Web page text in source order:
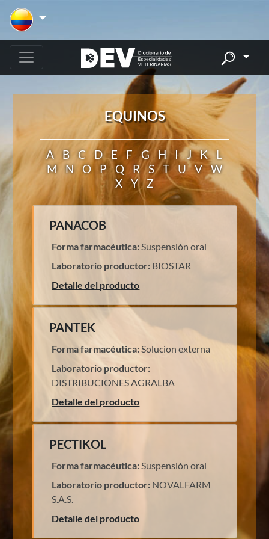
EQUINOS
A B C D E F G H I J K
L
M
N O P Q R S T U V
W
X
Y Z
PANACOB
Forma farmacéutica: Suspensión oral
Laboratorio productor: BIOSTAR
Detalle del producto
PANTEK
Forma farmacéutica: Solucion externa
Laboratorio productor:
DISTRIBUCIONES AGRALBA
Detalle del producto
PECTIKOL
Forma farmacéutica: Suspensión oral
Laboratorio productor: NOVALFARM
S.A.S.
Detalle del producto